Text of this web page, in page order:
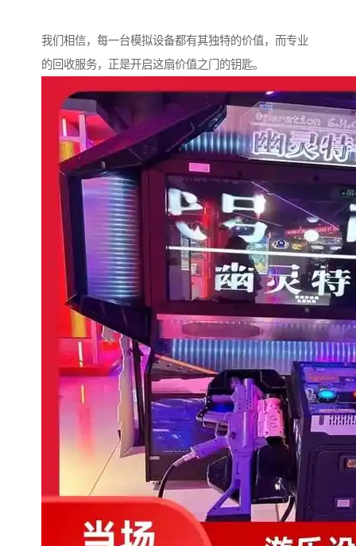
我们相信，每一台模拟设备都有其独特的价值，而专业
的回收服务，正是开启这扇价值之门的钥匙。